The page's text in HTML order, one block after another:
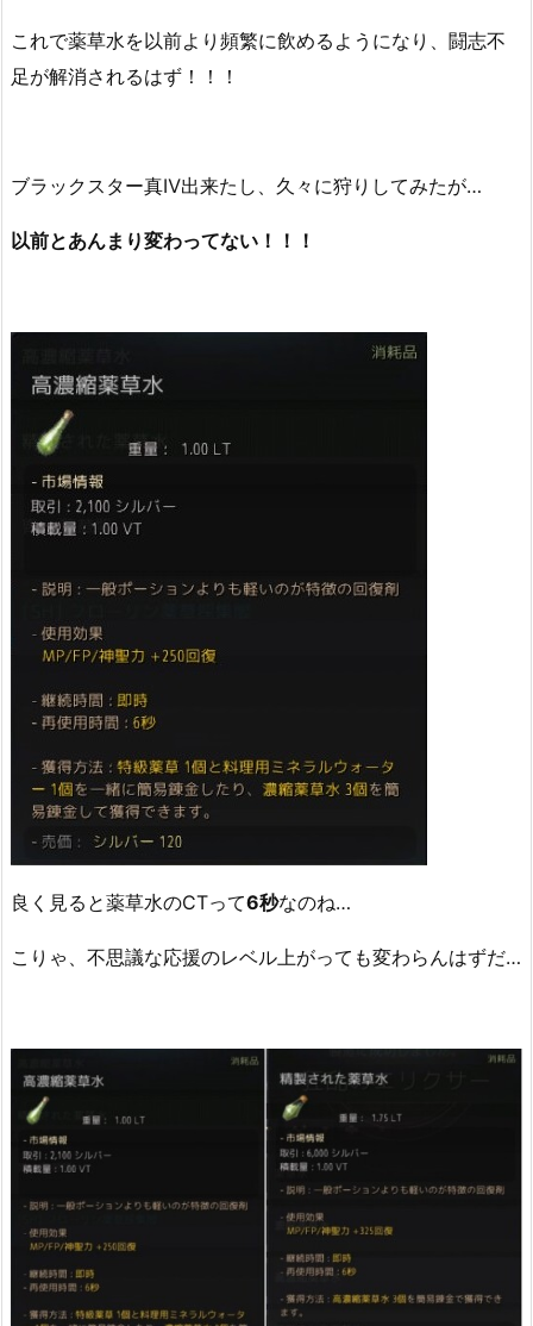
これで薬草水を以前より頻繁に飲めるようになり、闘志不
足が解消されるはず！！！
ブラックスター真Ⅳ出来たし、久々に狩りしてみたが…
以前とあんまり変わってない！！！
良く見ると薬草水のCTって6秒なのね…
こりゃ、不思議な応援のレベル上がっても変わらんはずだ…